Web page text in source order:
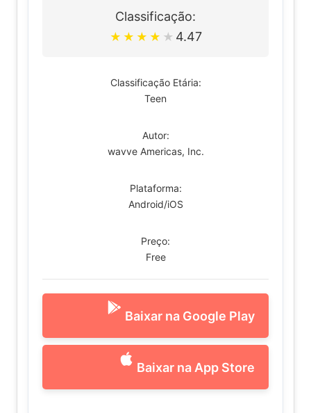
Classificação:
★ ★ ★ ★ ★ 4.47
Classificação Etária:
Teen
Autor:
wavve Americas, Inc.
Plataforma:
Android/iOS
Preço:
Free
Baixar na Google Play
Baixar na App Store